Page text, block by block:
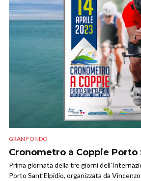
GRAN FONDO
Cronometro a Coppie Porto
Prima giornata della tre giorni
Porto Sant’Elpidio, organizzata da